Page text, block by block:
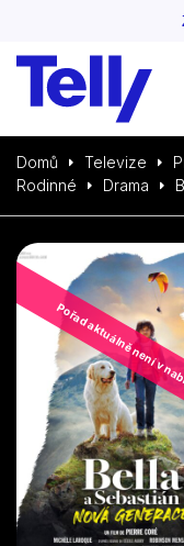
Domů Televize
Rodinné
Drama
Pořad aktuálně není